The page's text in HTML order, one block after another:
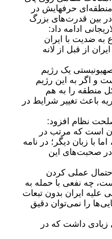
حرفهایش در
بین قدرت‌های بزرگ
ادامه داد:
به ضدیت با ایران
از قبل از لانه
یک رژیم
و اگر به این رژیم
منطقه را به هم
باعث تغییر شرایط در
نظام افزود:
است که مرتب در
با زبان دیگر؛ در نامه
در صحبت‌های این
عملی کردن
چه نفعی با حمله به
علیه ایران بدون تبعات
را نمی‌توان دقیق
زیادی داشت که در